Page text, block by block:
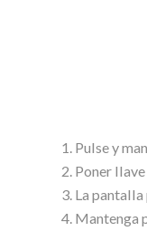
Pulse y
Poner
La pantalla
Mantenga